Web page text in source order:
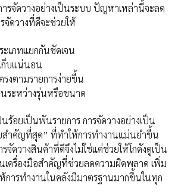
รจัดวางอย่างเป็นระบบ ปัญหาเหล่านี้จะลด
จัดวางที่ดีจะช่วยให้
เภทแยกกันชัดเจน
ก็บแน่นอน
งตามรายการง่ายขึ้น
ระหว่างรุ่นหรือขนาด
ร้อยเป็นพันรายการ การจัดวางอย่างเป็น
สำคัญที่สุด” ที่ทำให้การทำงานแม่นยำขึ้น
จัดวางสินค้าที่ดีจึงไม่ใช่แค่ช่วยให้โกดังดูเป็น
เครื่องมือสำคัญที่ช่วยลดความผิดพลาด เพิ่ม
การทำงานในคลังมีมาตรฐานมากขึ้นในทุก